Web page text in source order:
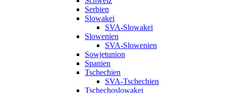
Serbien
Slowakei
SVA-Slowakei
Slowenien
SVA-Slowenien
Sowjetunion
Spanien
Tschechien
SVA-Tschechien
Tschechoslowakei